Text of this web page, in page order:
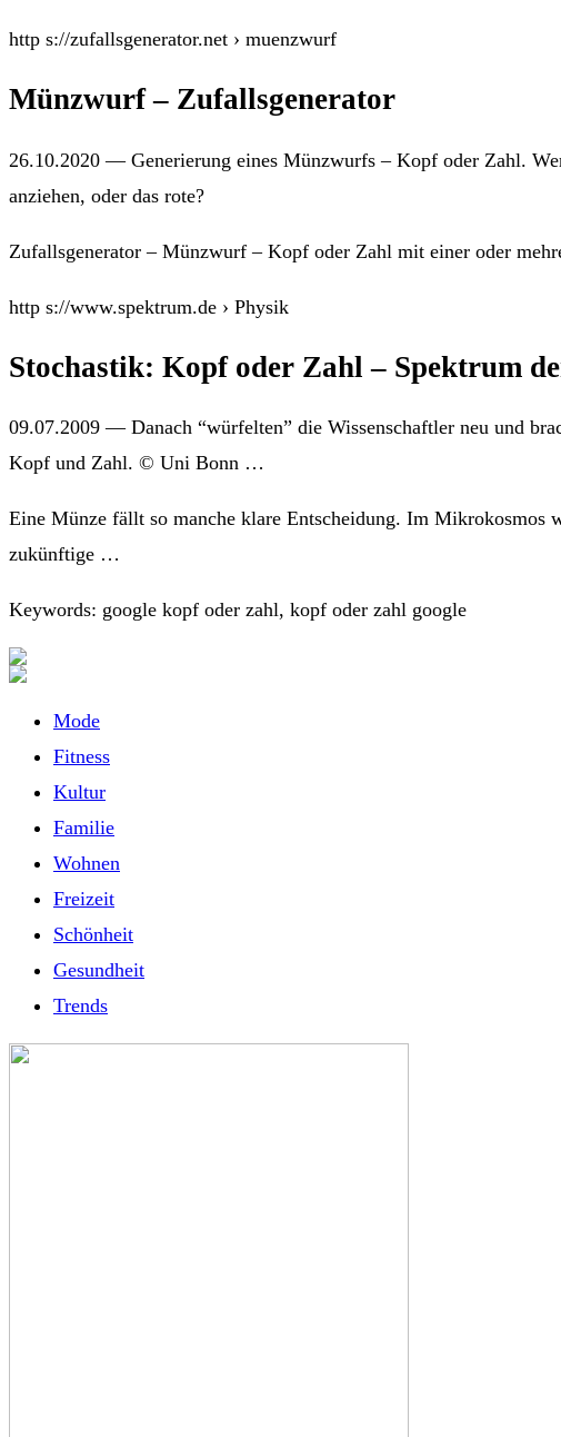
http s://zufallsgenerator.net › muenzwurf
Münzwurf – Zufallsgenerator
26.10.2020 — Generierung eines Münzwurfs – Kopf oder Zahl.
anziehen, oder das rote?
Zufallsgenerator – Münzwurf – Kopf oder Zahl mit einer oder
http s://www.spektrum.de › Physik
Stochastik: Kopf oder Zahl – Spektrum
09.07.2009 — Danach “würfelten” die Wissenschaftler neu und
Kopf und Zahl. © Uni Bonn …
Eine Münze fällt so manche klare Entscheidung. Im Mikrokosmos
zukünftige …
Keywords: google kopf oder zahl, kopf oder zahl google
Mode
Fitness
Kultur
Familie
Wohnen
Freizeit
Schönheit
Gesundheit
Trends